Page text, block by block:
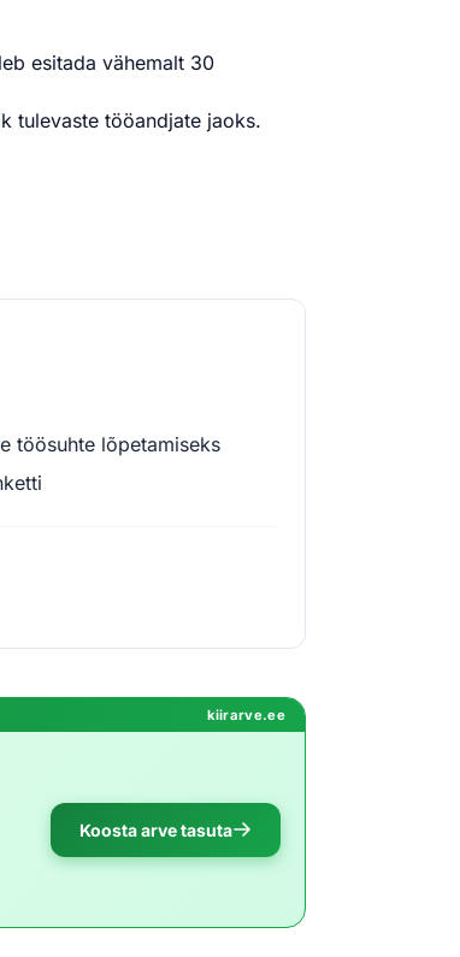
esitada vähemalt 30
tulevaste tööandjate jaoks.
töösuhte lõpetamiseks
kiirarve.ee
Koosta arve tasuta